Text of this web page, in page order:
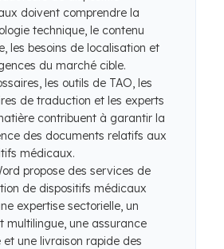
doivent comprendre la
technique, le contenu
les besoins de localisation et
du marché cible.
les outils de TAO, les
de traduction et les experts
contribuent à garantir la
des documents relatifs aux
médicaux.
propose des services de
de dispositifs médicaux
expertise sectorielle, un
multilingue, une assurance
et une livraison rapide des